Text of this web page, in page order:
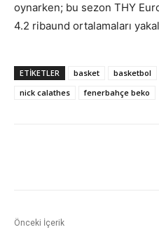
oynarken; bu sezon THY
4.2 ribaund ortalamaları
ETIKETLER basket basketbol
nick calathes
fenerbahçe beko
Önceki İçerik